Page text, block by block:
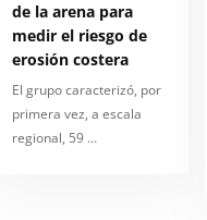
de la arena para
medir el riesgo de
erosión costera
El grupo caracterizó, por
primera vez, a escala
regional, 59 …